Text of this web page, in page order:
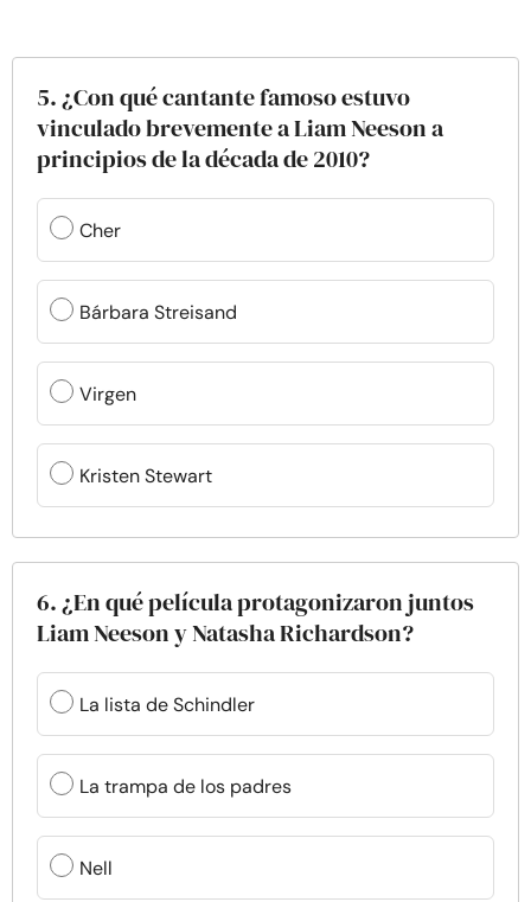
5. ¿Con qué cantante famoso estuvo
vinculado brevemente a Liam Neeson a
principios de la década de 2010?
Cher
Bárbara Streisand
Virgen
Kristen Stewart
6. ¿En qué película protagonizaron juntos
Liam Neeson y Natasha Richardson?
La lista de Schindler
La trampa de los padres
Nell